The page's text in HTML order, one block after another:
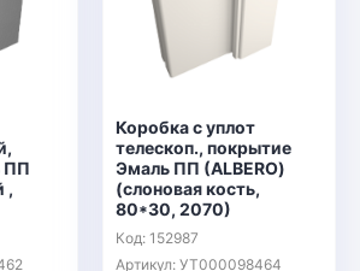
ПП
,
Коробка с уплот
телескоп., покрытие
Эмаль ПП (ALBERO)
(слоновая кость,
80*30, 2070)
Код: 152987
Артикул: УТ000098464